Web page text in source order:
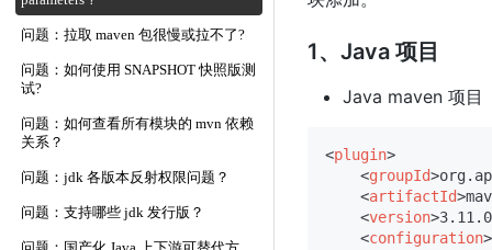
问题：拉取 maven 包很慢或拉不了?
问题：如何使用 SNAPSHOT 快照版测
试?
问题：如何查看所有模块的 mvn 依赖
关系？
问题：jdk 各版本反射权限问题？
问题：支持哪些 jdk 发行版？
1、Java 项目
Java maven 项目
<plugin>
<groupId>
<artifactId>
<version>3.11.0
<configuration>